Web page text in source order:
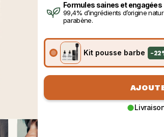
Formules saines et engagées
99,4% d’ingrédients d’origine
parabène.
Kit pousse barbe -